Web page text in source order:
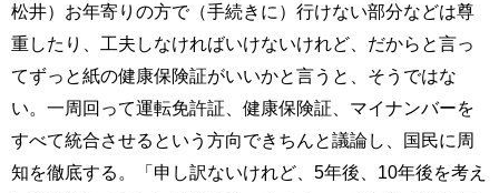
松井）お年寄りの方で（手続きに）行けない部分などは尊
重したり、工夫しなければいけないけれど、だからと言っ
てずっと紙の健康保険証がいいかと言うと、そうではな
い。一周回って運転免許証、健康保険証、マイナンバーを
すべて統合させるという方向できちんと議論し、国民に周
知を徹底する。「申し訳ないけれど、5年後、10年後を考え